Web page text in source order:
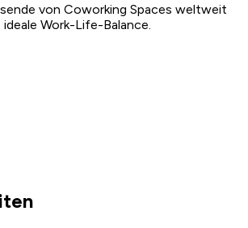
von Coworking Spaces weltweit
Work-Life-Balance.